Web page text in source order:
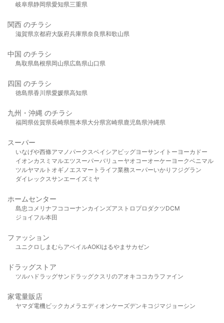
岐阜県静岡県愛知県三重県
関西 のチラシ
滋賀県京都府大阪府兵庫県奈良県和歌山県
中国 のチラシ
鳥取県島根県岡山県広島県山口県
四国 のチラシ
徳島県香川県愛媛県高知県
九州・沖縄 のチラシ
福岡県佐賀県長崎県熊本県大分県宮崎県鹿児島県沖縄県
スーパー
いなげや西條アマノパークスベイシア ビッグヨーサンイトーヨーカドー
イオンカスミ マルエツスーパーバリューヤオコーオーケー ヨークベニマル
ツルヤマルト オギノ エスマート ライフ業務スーパーいかり フジグラン
ダイレックスサンエーイズミヤ
ホームセンター
島忠 コメリ ナフコ コーナンカインズアストロプロダクツDCM
ジョイフル本田
ファッション
ユニクロ しまむら アベイルAOKIはるやま サカゼン
ドラッグストア
ツルハドラッグサンドラッグクスリのアオキ ココカラファイン
家電量販店
ヤマダ電機ビックカメラ エディオンケーズデンキ コジマジョーシン